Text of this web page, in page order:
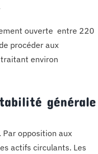
ouverte entre 220
procéder aux
environ
générale
Par opposition aux
actifs circulants. Les